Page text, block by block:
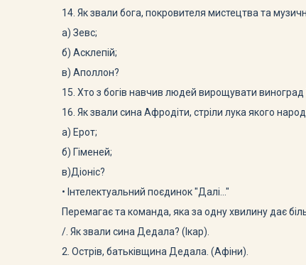
14. Як звали бога, покровителя мистецтва та
а) Зевс;
б) Асклепій;
в) Аполлон?
15. Хто з богів навчив людей вирощувати виноград
16. Як звали сина Афродіти, стріли лука якого
а) Ерот;
б) Гіменей;
в)Діоніс?
• Інтелектуальний поєдинок "Далі..."
Перемагає та команда, яка за одну хвилину дає
/. Як звали сина Дедала? (Ікар).
2. Острів, батьківщина Дедала. (Афіни).